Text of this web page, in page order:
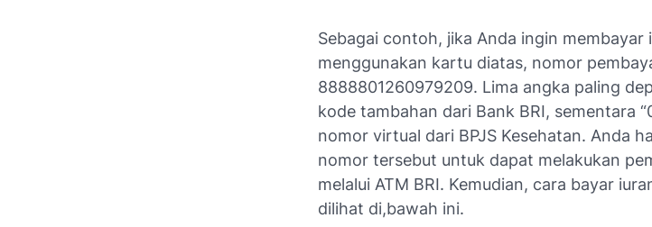
Sebagai contoh, jika Anda ingin membayar
menggunakan kartu diatas, nomor
8888801260979209. Lima angka paling
kode tambahan dari Bank BRI, sementara
nomor virtual dari BPJS Kesehatan. Anda
nomor tersebut untuk dapat melakukan
melalui ATM BRI. Kemudian, cara bayar
dilihat di,bawah ini.